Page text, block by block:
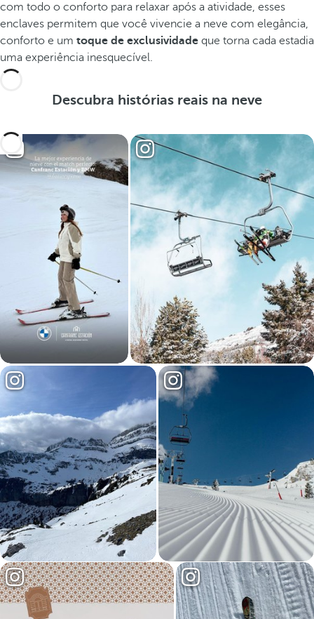
com todo o conforto para relaxar após a atividade, esses
enclaves permitem que você vivencie a neve com elegância,
conforto e um toque de exclusividade que torna cada estadia
uma experiência inesquecível.
Descubra histórias reais na neve